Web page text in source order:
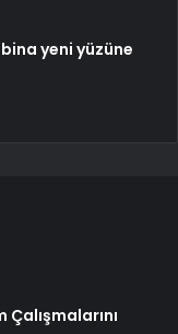
yeni yüzüne
Çalışmalarını